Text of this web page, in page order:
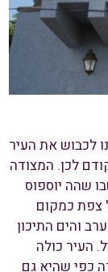
לכבוש את העיר
קודם לכן. המצודה
מבצר קדום יותר מן המאה ה- 3 שבו שהה יוספוס
צפת כמקום
והים התיכון
העיר כולה
כפי שהיא גם